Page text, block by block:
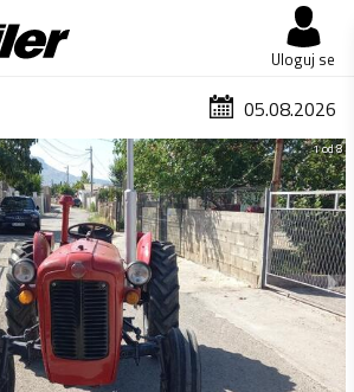
Uloguj se
05.08.2026
1 od 8